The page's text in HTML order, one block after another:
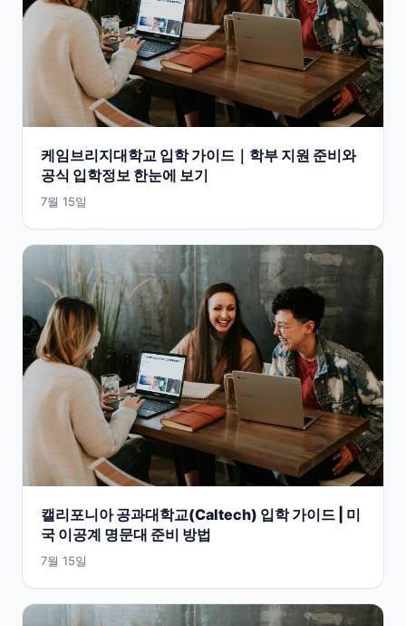
케임브리지대학교 입학 가이드｜학부 지원 준비와
공식 입학정보 한눈에 보기
7월 15일
캘리포니아 공과대학교(Caltech) 입학 가이드 | 미
국 이공계 명문대 준비 방법
7월 15일